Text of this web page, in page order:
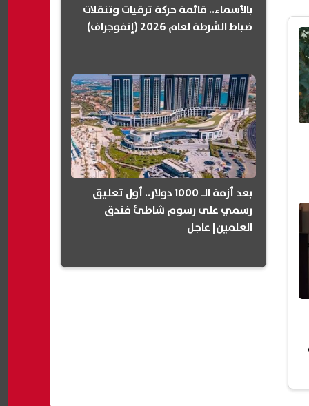
بالأسماء.. قائمة حركة ترقيات وتنقلات
ضباط الشرطة لعام 2026 (إنفوجراف)
بعد أزمة الـ 1000 دولار.. أول تعليق
رسمي على رسوم شاطئ فندق
العلمين| عاجل